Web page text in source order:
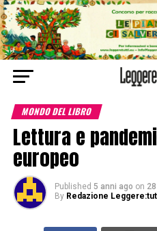
MONDO DEL LIBRO
Lettura e
europeo
Published 5 anni ago on
By Redazione